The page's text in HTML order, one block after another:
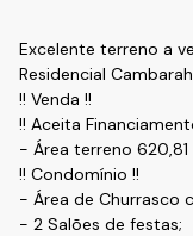
Excelente terreno a
Residencial
!! Venda !!
!! Aceita
- Área terreno 620,81
!! Condomínio !!
- Área de Churrasco
- 2 Salões de festas;